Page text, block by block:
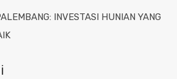
INVESTASI HUNIAN YANG